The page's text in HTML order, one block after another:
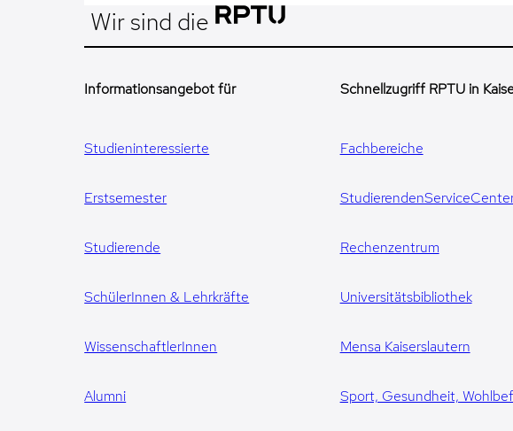
Wir sind die
Informationsangebot für
Studieninteressierte
Erstsemester
Studierende
SchülerInnen & Lehrkräfte
WissenschaftlerInnen
Alumni
Schnellzugriff RPTU in
Fachbereiche
Rechenzentrum
Universitätsbibliothek
Mensa Kaiserslautern
Sport, Gesundheit,